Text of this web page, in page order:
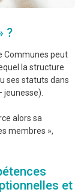
?
Communes peut
la structure
ses statuts dans
alors sa
membres »,
et